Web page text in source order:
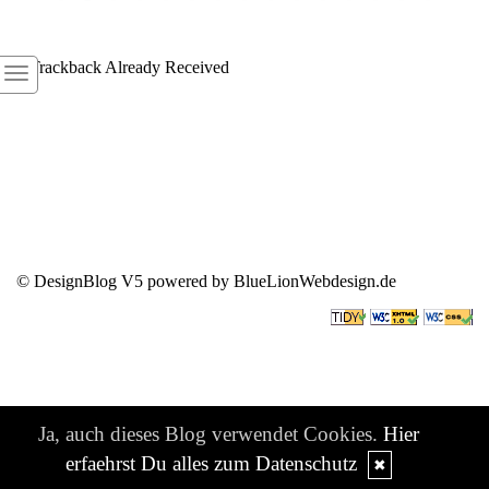
1 Trackback Already Received
© DesignBlog V5 powered by BlueLionWebdesign.de
Ja, auch dieses Blog verwendet Cookies. Hier
erfaehrst Du alles zum Datenschutz
✖